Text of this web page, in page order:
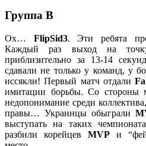
Группа B
Ох… FlipSid3. Эти ребята
Каждый раз выход на
приблизительно за 13-14
сдавали не только у команд, у
иссякли! Первый матч отдали
имитации борьбы. Со стороны
недопонимание среди
правы… Украинцы обыграли
выступать на таких
разбили корейцевMVP и